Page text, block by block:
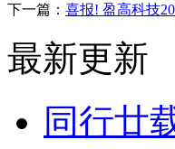
下一篇： 喜报! 盈高科技
最新更新
同行廿